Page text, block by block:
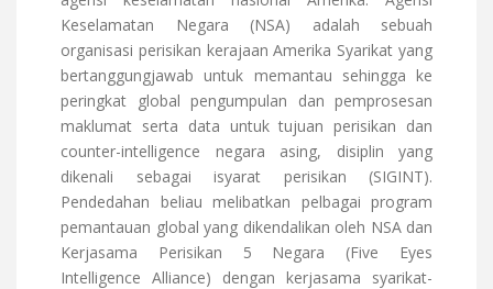
Keselamatan Negara (NSA) adalah sebuah
organisasi perisikan kerajaan Amerika Syarikat yang
bertanggungjawab untuk memantau sehingga ke
peringkat global pengumpulan dan pemprosesan
maklumat serta data untuk tujuan perisikan dan
counter-intelligence negara asing, disiplin yang
dikenali sebagai isyarat perisikan (SIGINT).
Pendedahan beliau melibatkan pelbagai program
pemantauan global yang dikendalikan oleh NSA dan
Kerjasama Perisikan 5 Negara (Five Eyes
Intelligence Alliance) dengan kerjasama syarikat-